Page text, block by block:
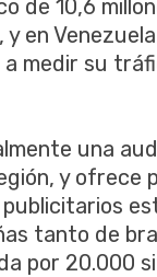
de 10,6
y en
a medir su
una
y
tanto de
por 20.000